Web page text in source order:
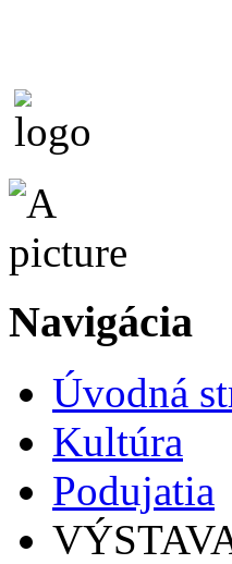
Navigácia
Úvodná
Kultúra
Podujatia